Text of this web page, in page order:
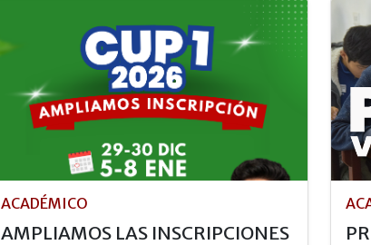
ACADÉMICO
AMPLIAMOS LAS INSCRIPCIONES